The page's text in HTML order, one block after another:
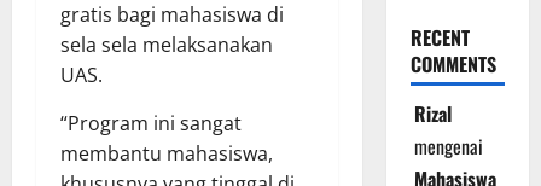
gratis bagi mahasiswa di
sela sela melaksanakan
UAS.
“Program ini sangat
membantu mahasiswa,
RECENT
COMMENTS
Rizal
mengenai
Mahasiswa